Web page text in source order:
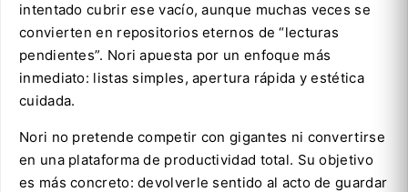
intentado cubrir ese vacío, aunque muchas veces se
convierten en repositorios eternos de “lecturas
pendientes”. Nori apuesta por un enfoque más
inmediato: listas simples, apertura rápida y estética
cuidada.
Nori no pretende competir con gigantes ni convertirse
en una plataforma de productividad total. Su objetivo
es más concreto: devolverle sentido al acto de guardar